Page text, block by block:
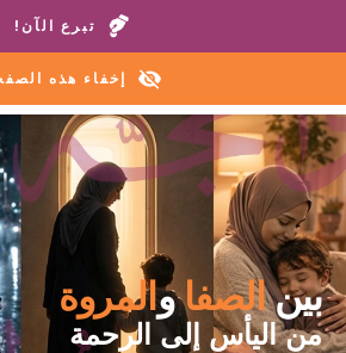
اتصل بمنازلنا أو خط المساعدة: 6472
تبرع الآن!
إخفاء هذه
بينالصفاوالمروة
من اليأس إلى الرحمة